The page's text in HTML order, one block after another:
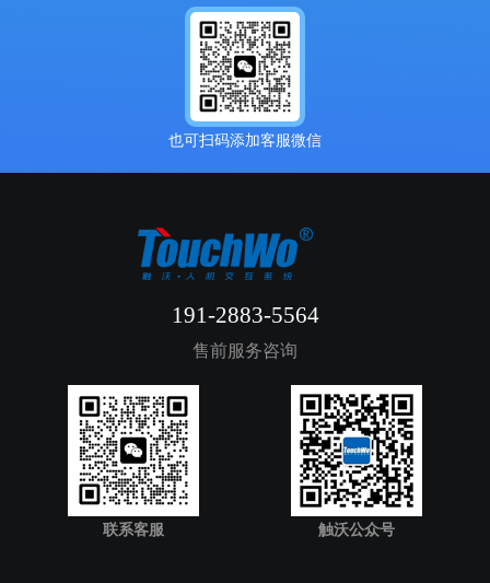
也可扫码添加客服微信
191-2883-5564
售前服务咨询
联系客服 触沃公众号